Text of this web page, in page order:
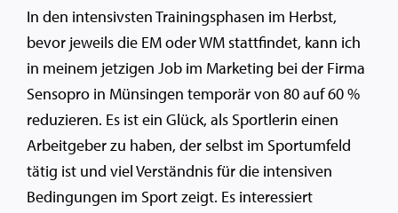
In den intensivsten Trainingsphasen im Herbst,
bevor jeweils die EM oder WM stattfindet, kann ich
in meinem jetzigen Job im Marketing bei der Firma
Sensopro in Münsingen temporär von 80 auf 60 %
reduzieren. Es ist ein Glück, als Sportlerin einen
Arbeitgeber zu haben, der selbst im Sportumfeld
tätig ist und viel Verständnis für die intensiven
Bedingungen im Sport zeigt. Es interessiert